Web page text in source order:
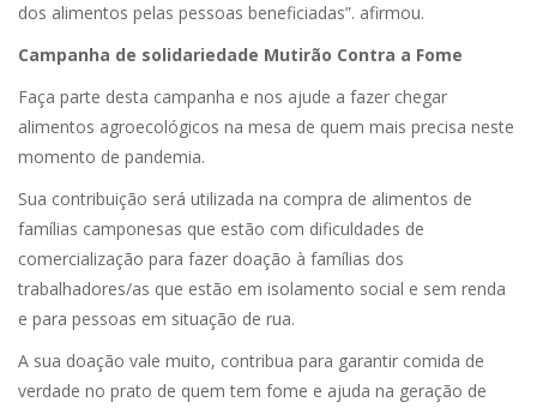
dos alimentos pelas pessoas beneficiadas”. afirmou.
Campanha de solidariedade Mutirão Contra a Fome
Faça parte desta campanha e nos ajude a fazer chegar
alimentos agroecológicos na mesa de quem mais precisa neste
momento de pandemia.
Sua contribuição será utilizada na compra de alimentos de
famílias camponesas que estão com dificuldades de
comercialização para fazer doação à famílias dos
trabalhadores/as que estão em isolamento social e sem renda
e para pessoas em situação de rua.
A sua doação vale muito, contribua para garantir comida de
verdade no prato de quem tem fome e ajuda na geração de